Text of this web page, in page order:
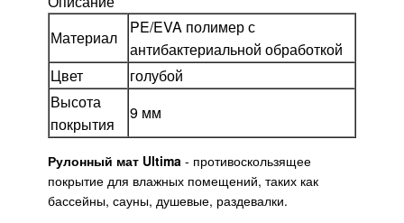
Материал
PE/EVA полимер с
антибактериальной обработкой
Цвет
голубой
Высота
покрытия
9 мм
Рулонный мат Ultima - противоскользящее
покрытие для влажных помещений, таких как
бассейны, сауны, душевые, раздевалки.